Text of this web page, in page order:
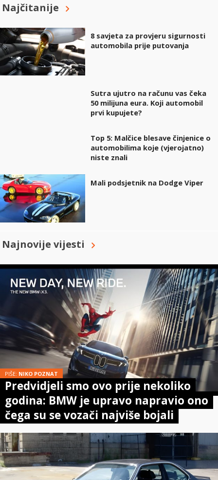
Najčitanije
8 savjeta za provjeru sigurnosti
automobila prije putovanja
Sutra ujutro na računu vas čeka
50 milijuna eura. Koji automobil
prvi kupujete?
Top 5: Malčice blesave činjenice o
automobilima koje (vjerojatno)
niste znali
Mali podsjetnik na Dodge Viper
Najnovije vijesti
PIŠE: NIKO POZNAT
Predvidjeli smo ovo prije nekoliko
godina: BMW je upravo napravio ono
čega su se vozači najviše bojali